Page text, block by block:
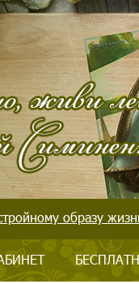
образу